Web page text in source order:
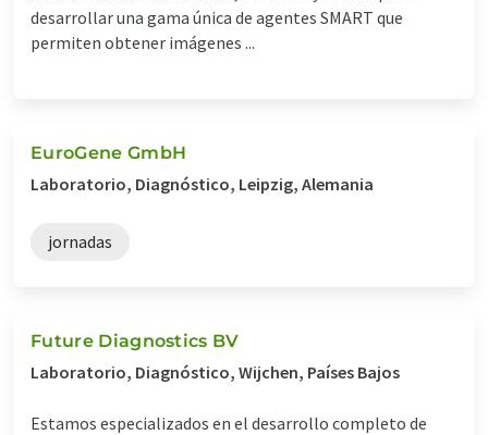
desarrollar una gama única de agentes SMART que
permiten obtener imágenes ...
EuroGene GmbH
Laboratorio, Diagnóstico, Leipzig, Alemania
jornadas
Future Diagnostics BV
Laboratorio, Diagnóstico, Wijchen, Países Bajos
Estamos especializados en el desarrollo completo de